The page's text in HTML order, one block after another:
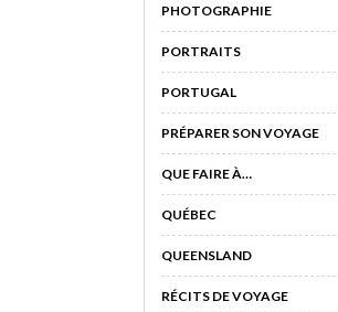
PHOTOGRAPHIE
PORTRAITS
PORTUGAL
PRÉPARER SON VOYAGE
QUE FAIRE À…
QUÉBEC
QUEENSLAND
RÉCITS DE VOYAGE